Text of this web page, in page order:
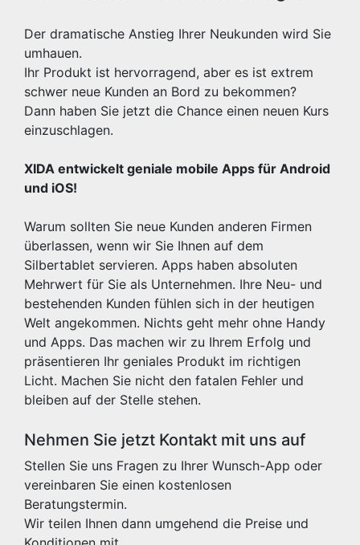
Der dramatische Anstieg Ihrer Neukunden wird Sie
umhauen.
Ihr Produkt ist hervorragend, aber es ist extrem
schwer neue Kunden an Bord zu bekommen?
Dann haben Sie jetzt die Chance einen neuen Kurs
einzuschlagen.
XIDA entwickelt geniale mobile Apps für Android
und iOS!
Warum sollten Sie neue Kunden anderen Firmen
überlassen, wenn wir Sie Ihnen auf dem
Silbertablet servieren. Apps haben absoluten
Mehrwert für Sie als Unternehmen. Ihre Neu- und
bestehenden Kunden fühlen sich in der heutigen
Welt angekommen. Nichts geht mehr ohne Handy
und Apps. Das machen wir zu Ihrem Erfolg und
präsentieren Ihr geniales Produkt im richtigen
Licht. Machen Sie nicht den fatalen Fehler und
bleiben auf der Stelle stehen.
Nehmen Sie jetzt Kontakt mit uns auf
Stellen Sie uns Fragen zu Ihrer Wunsch-App oder
vereinbaren Sie einen kostenlosen
Beratungstermin.
Wir teilen Ihnen dann umgehend die Preise und